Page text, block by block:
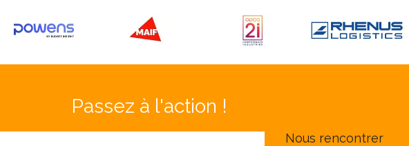
Passez à l'action !
Nous rencontrer